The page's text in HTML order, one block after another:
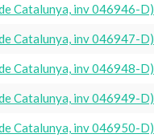
Catalunya, inv 046946-D)
Catalunya, inv 046947-D)
Catalunya, inv 046948-D)
Catalunya, inv 046949-D)
Catalunya, inv 046950-D)